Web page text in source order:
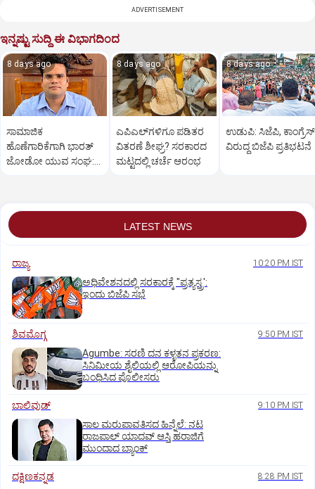
ADVERTISEMENT
ಇನ್ನಷ್ಟು ಸುದ್ದಿ ಈ ವಿಭಾಗದಿಂದ
8 days ago
ಸಾಮಾಜಿಕ
ಹೊಣೆಗಾರಿಕೆಗಾಗಿ ಭಾರತ್‌
ಜೋಡೋ ಯುವ ಸಂಘ:
8 days ago
ಎಪಿಎಲ್‌ಗ‌ಳಿಗೂ ಪಡಿತರ
ವಿತರಣೆ ಶೀಘ್ರ? ಸರಕಾರದ
ಮಟ್ಟದಲ್ಲಿ ಚರ್ಚೆ ಆರಂಭ
8 days ago
ಉಡುಪಿ: ಸಿಜೆಪಿ, ಕಾಂಗ್ರೆಸ್‌
ವಿರುದ್ಧ ಬಿಜೆಪಿ ಪ್ರತಿಭಟನೆ
LATEST NEWS
ರಾಜ್ಯ 10:20 PM IST
ಅಧಿವೇಶನದಲ್ಲಿ ಸರಕಾರಕ್ಕೆ "ಪ್ರತ್ಯಸ್ತ್ರ':
ಇಂದು ಬಿಜೆಪಿ ಸಭೆ
ಶಿವಮೊಗ್ಗ 9:50 PM IST
Agumbe: ಸರಣಿ ದನ ಕಳ್ಳತನ ಪ್ರಕರಣ:
ಸಿನಿಮೀಯ ಶೈಲಿಯಲ್ಲಿ ಆರೋಪಿಯನ್ನು
ಬಂಧಿಸಿದ ಪೊಲೀಸರು
ಬಾಲಿವುಡ್‌ 9:10 PM IST
ಸಾಲ ಮರುಪಾವತಿಸದ ಹಿನ್ನೆಲೆ: ನಟ
ರಾಜಪಾಲ್ ಯಾದವ್‌ ಆಸ್ತಿ ಹರಾಜಿಗೆ
ಮುಂದಾದ ಬ್ಯಾಂಕ್
ದಕ್ಷಿಣಕನ್ನಡ 8:28 PM IST